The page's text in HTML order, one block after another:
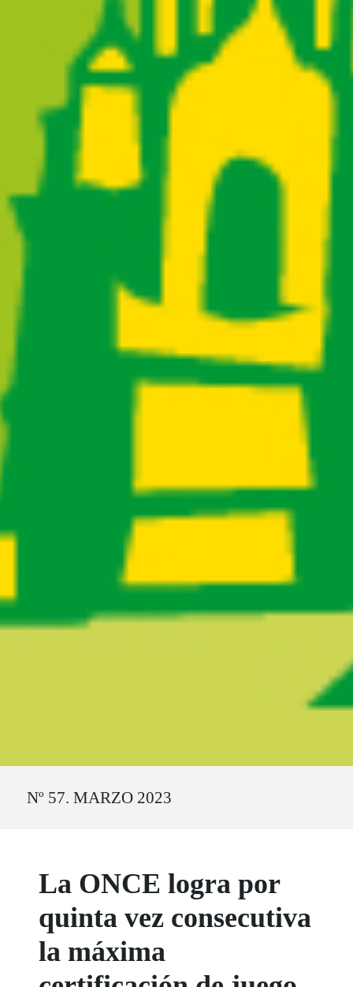
Nº 57. MARZO 2023
La ONCE logra por
quinta vez consecutiva
la máxima